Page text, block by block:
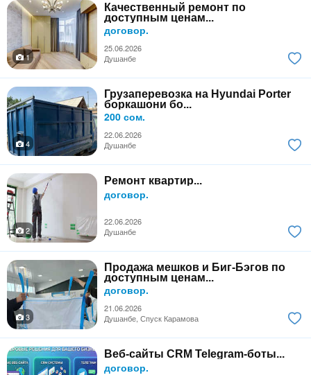
Качественный ремонт по
доступным ценам...
договор.
25.06.2026
1
Душанбе
Грузаперевозка на Hyundai Porter
боркашони бо...
200 сом.
22.06.2026
4
Душанбе
Ремонт квартир...
договор.
22.06.2026
2
Душанбе
Продажа мешков и Биг-Бэгов по
доступным ценам...
договор.
21.06.2026
3
Душанбе, Спуск Карамова
Веб-сайты CRM Telegram-боты...
договор.